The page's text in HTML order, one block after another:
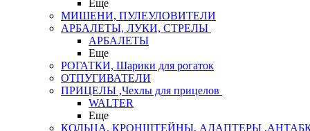
Еще
МИШЕНИ, ПУЛЕУЛОВИТЕЛИ
АРБАЛЕТЫ, ЛУКИ, СТРЕЛЫ
АРБАЛЕТЫ
Еще
РОГАТКИ, Шарики для рогаток
ОТПУГИВАТЕЛИ
ПРИЦЕЛЫ ,Чехлы для прицелов
WALTER
Еще
КОЛЬЦА, КРОНШТЕЙНЫ, АДАПТЕРЫ